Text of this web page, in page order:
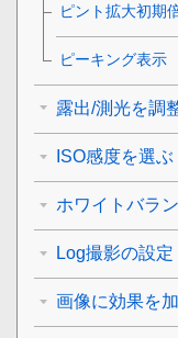
ピント拡大初期
ピーキング表示
露出/測光を調
ISO感度を選ぶ
ホワイトバラ
Log撮影の設定
画像に効果を